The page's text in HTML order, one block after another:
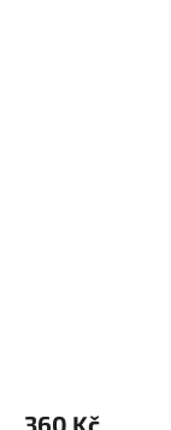
produktu